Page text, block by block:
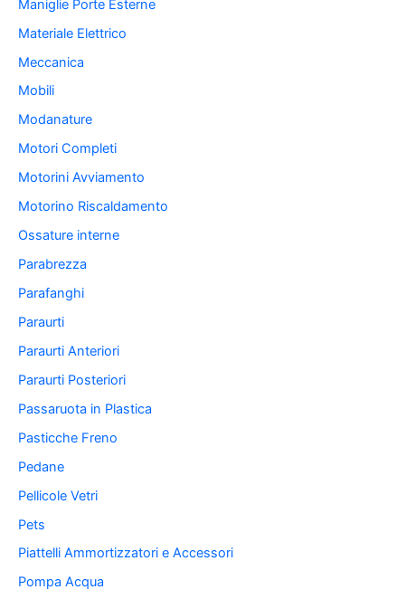
Maniglie Porte Esterne
Materiale Elettrico
Meccanica
Mobili
Modanature
Motori Completi
Motorini Avviamento
Motorino Riscaldamento
Ossature interne
Parabrezza
Parafanghi
Paraurti
Paraurti Anteriori
Paraurti Posteriori
Passaruota in Plastica
Pasticche Freno
Pedane
Pellicole Vetri
Pets
Piattelli Ammortizzatori e Accessori
Pompa Acqua